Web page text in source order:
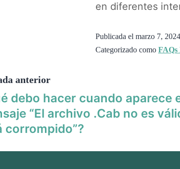
en diferentes
Publicada el marzo 7, 2024
Categorizado como FAQs
anterior
debo hacer cuando aparece
“El archivo .Cab no es
corrompido”?